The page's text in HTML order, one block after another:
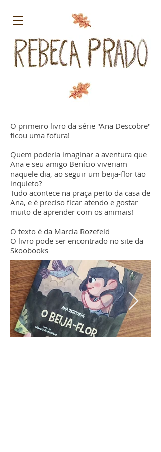
O primeiro livro da série "Ana Descobre"
ficou uma fofura!
Quem poderia imaginar a aventura que
Ana e seu amigo Benício viveriam
naquele dia, ao seguir um beija-flor tão
inquieto?
Tudo acontece na praça perto da casa de
Ana, e é preciso ficar atendo e gostar
muito de aprender com os animais!
O texto é da Marcia Rozefeld
O livro pode ser encontrado no site da
Skoobooks